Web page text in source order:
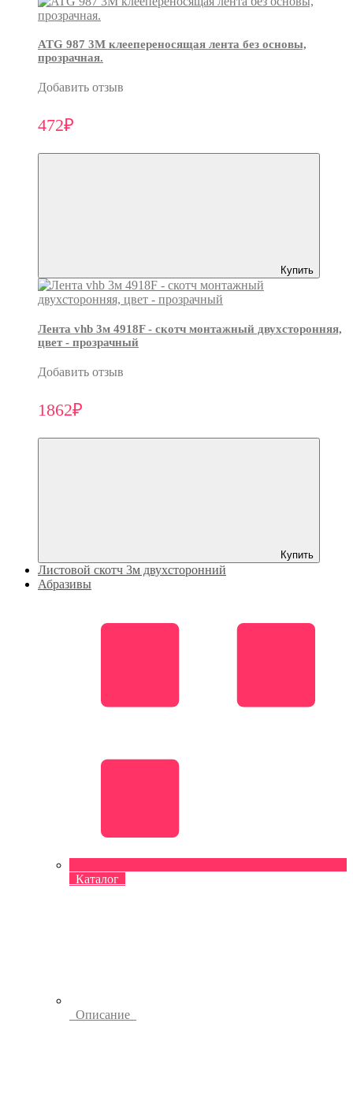
ATG 987 3М клеепереносящая лента без основы,
прозрачная.
Добавить отзыв
472₽
Купить
Лента vhb 3м 4918F - скотч монтажный двухсторонняя,
цвет - прозрачный
Добавить отзыв
1862₽
Купить
Листовой скотч 3м двухсторонний
Абразивы
Каталог
Описание